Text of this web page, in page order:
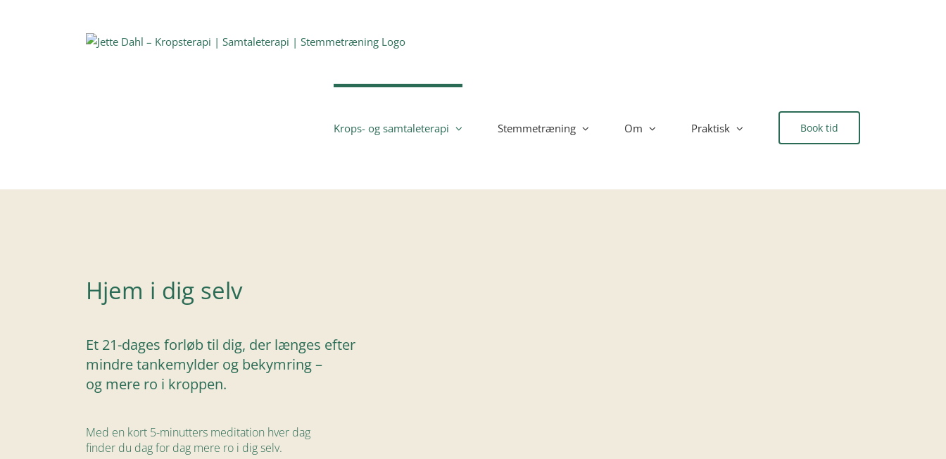
Krops- og samtaleterapi Stemmetræning Om Praktisk Book tid
Hjem i dig selv
Et 21-dages forløb til dig, der længes efter
mindre tankemylder og bekymring –
og mere ro i kroppen.
Med en kort 5-minutters meditation hver dag
finder du dag for dag mere ro i dig selv.